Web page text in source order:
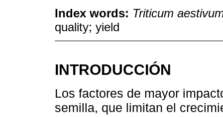
Index words: Triticum
quality; yield
INTRODUCCIÓN
Los factores de mayor
semilla, que limitan el